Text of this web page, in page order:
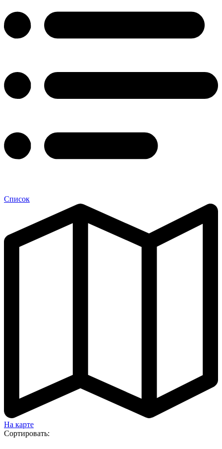
Список
На карте
Сортировать: